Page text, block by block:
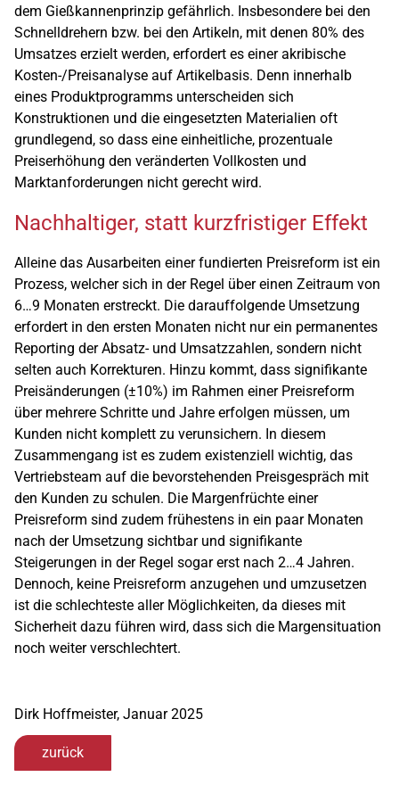
dem Gießkannenprinzip gefährlich. Insbesondere bei den
Schnelldrehern bzw. bei den Artikeln, mit denen 80% des
Umsatzes erzielt werden, erfordert es einer akribische
Kosten-/Preisanalyse auf Artikelbasis. Denn innerhalb
eines Produktprogramms unterscheiden sich
Konstruktionen und die eingesetzten Materialien oft
grundlegend, so dass eine einheitliche, prozentuale
Preiserhöhung den veränderten Vollkosten und
Marktanforderungen nicht gerecht wird.
Nachhaltiger, statt kurzfristiger Effekt
Alleine das Ausarbeiten einer fundierten Preisreform ist ein
Prozess, welcher sich in der Regel über einen Zeitraum von
6…9 Monaten erstreckt. Die darauffolgende Umsetzung
erfordert in den ersten Monaten nicht nur ein permanentes
Reporting der Absatz- und Umsatzzahlen, sondern nicht
selten auch Korrekturen. Hinzu kommt, dass signifikante
Preisänderungen (±10%) im Rahmen einer Preisreform
über mehrere Schritte und Jahre erfolgen müssen, um
Kunden nicht komplett zu verunsichern. In diesem
Zusammengang ist es zudem existenziell wichtig, das
Vertriebsteam auf die bevorstehenden Preisgespräch mit
den Kunden zu schulen. Die Margenfrüchte einer
Preisreform sind zudem frühestens in ein paar Monaten
nach der Umsetzung sichtbar und signifikante
Steigerungen in der Regel sogar erst nach 2…4 Jahren.
Dennoch, keine Preisreform anzugehen und umzusetzen
ist die schlechteste aller Möglichkeiten, da dieses mit
Sicherheit dazu führen wird, dass sich die Margensituation
noch weiter verschlechtert.
Dirk Hoffmeister, Januar 2025
zurück